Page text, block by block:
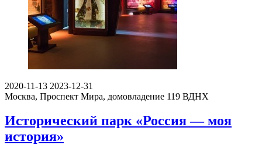
2020-11-13 2023-12-31
Москва, Проспект Мира, домовладение 119 ВДНХ
Исторический парк «Россия — моя
история»